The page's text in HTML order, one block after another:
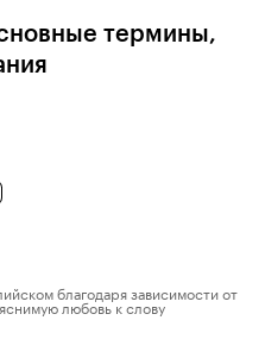
термины,
благодаря зависимости от
любовь к слову